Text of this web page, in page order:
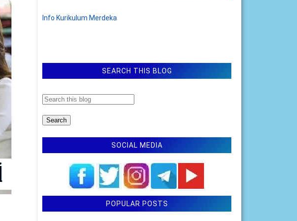
Info Kurikulum Merdeka
SEARCH THIS BLOG
SOCIAL MEDIA
POPULAR POSTS